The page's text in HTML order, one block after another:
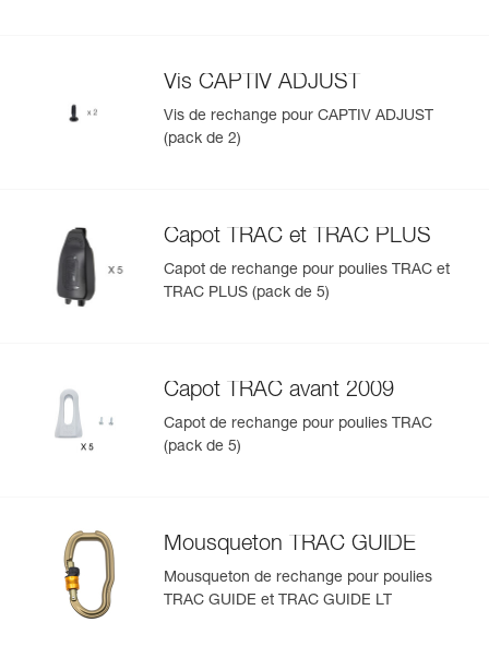
Vis CAPTIV ADJUST
Vis de rechange pour CAPTIV ADJUST
(pack de 2)
Capot TRAC et TRAC PLUS
Capot de rechange pour poulies TRAC et
TRAC PLUS (pack de 5)
Capot TRAC avant 2009
Capot de rechange pour poulies TRAC
(pack de 5)
Mousqueton TRAC GUIDE
Mousqueton de rechange pour poulies
TRAC GUIDE et TRAC GUIDE LT